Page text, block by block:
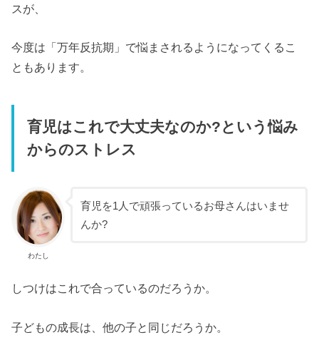
スが、
今度は「万年反抗期」で悩まされるようになってくるこ
ともあります。
育児はこれで大丈夫なのか?という悩み
からのストレス
わたし
育児を1人で頑張っているお母さんはいませ
んか?
しつけはこれで合っているのだろうか。
子どもの成長は、他の子と同じだろうか。